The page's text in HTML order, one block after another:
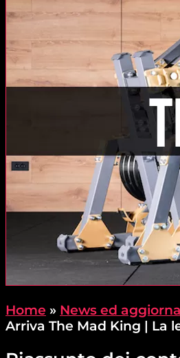
Home » News ed
Arriva The Mad King | La